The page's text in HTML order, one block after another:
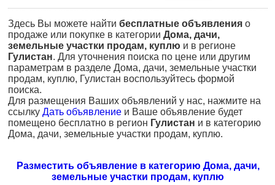
Здесь Вы можете найти бесплатные объявления о
продаже или покупке в категории Дома, дачи,
земельные участки продам, куплю и в регионе
Гулистан. Для уточнения поиска по цене или другим
параметрам в разделе Дома, дачи, земельные участки
продам, куплю, Гулистан воспользуйтесь формой
поиска.
Для размещения Ваших объявлений у нас, нажмите на
ссылку Дать объявление и Ваше объявление будет
помещено бесплатно в регион Гулистан и в категорию
Дома, дачи, земельные участки продам, куплю.
Разместить объявление в категорию Дома, дачи,
земельные участки продам, куплю